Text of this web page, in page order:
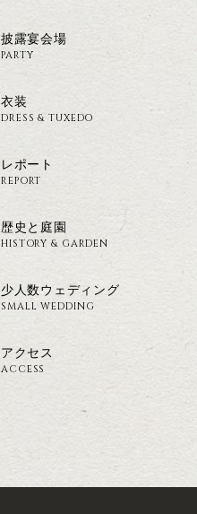
披露宴会場
PARTY
衣装
DRESS & TUXEDO
レポート
REPORT
歴史と庭園
HISTORY & GARDEN
少人数ウェディング
SMALL WEDDING
アクセス
ACCESS